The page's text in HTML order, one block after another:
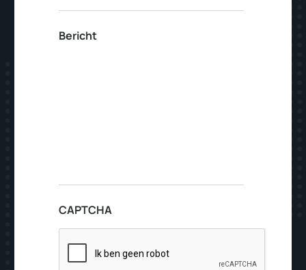
Bericht
CAPTCHA